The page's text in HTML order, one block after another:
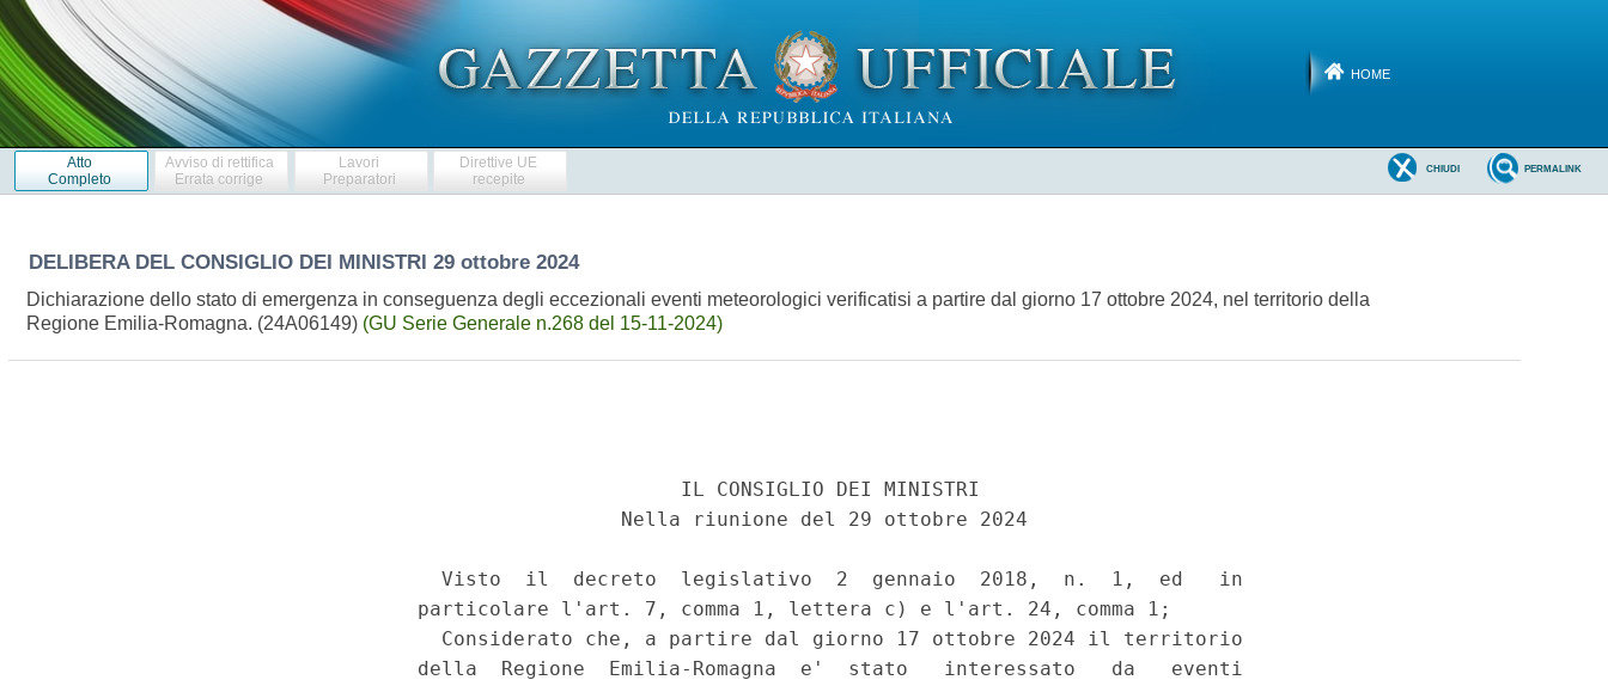
HOME
Atto
Completo
Avviso di rettifica
Errata corrige
Lavori
Preparatori
Direttive UE
recepite
PERMALINK
CHIUDI
DELIBERA DEL CONSIGLIO DEI MINISTRI 29 ottobre 2024
Dichiarazione dello stato di emergenza in conseguenza degli eccezionali eventi meteorologici verificatisi a partire dal giorno 17 ottobre 2024, nel territorio della
Regione Emilia-Romagna. (24A06149) (GU Serie Generale n.268 del 15-11-2024)